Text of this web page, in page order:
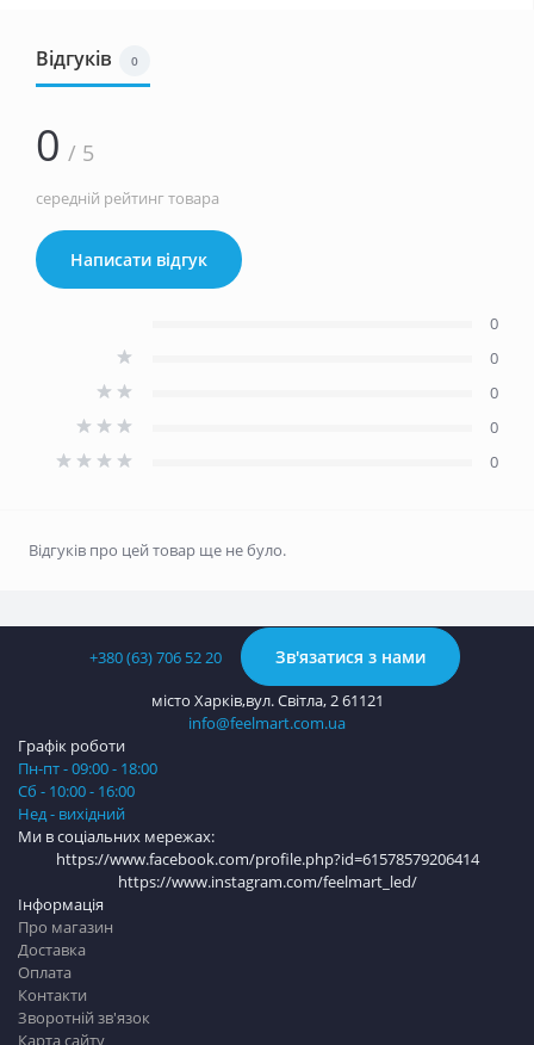
Відгуків 0
0 / 5
середній рейтинг товара
Написати відгук
0
0
0
0
0
Відгуків про цей товар ще не було.
+380 (63) 706 52 20 Зв'язатися з нами
місто Харків,вул. Світла, 2 61121
info@feelmart.com.ua
Інформація
Про магазин
Доставка
Оплата
Контакти
Зворотній зв'язок
Графік роботи
Пн-пт - 09:00 - 18:00
Сб - 10:00 - 16:00
Нед - вихідний
Ми в соціальних мережах:
https://www.facebook.com/profile.php?id=61578579206414
https://www.instagram.com/feelmart_led/